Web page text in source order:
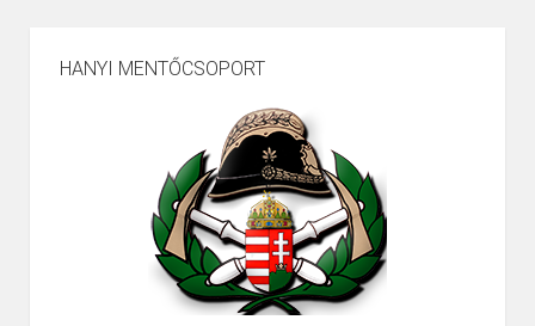
HANYI MENTŐCSOPORT